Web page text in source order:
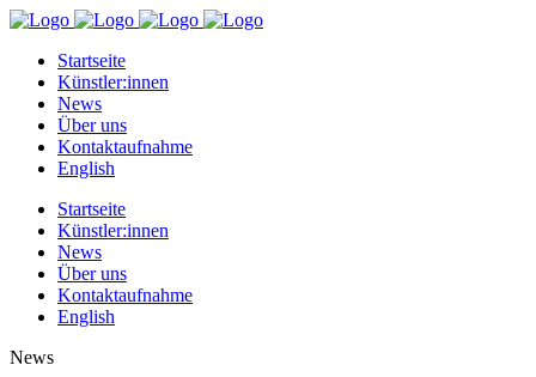
Startseite
Künstler:innen
News
Über uns
Kontaktaufnahme
English
Startseite
Künstler:innen
News
Über uns
Kontaktaufnahme
English
News